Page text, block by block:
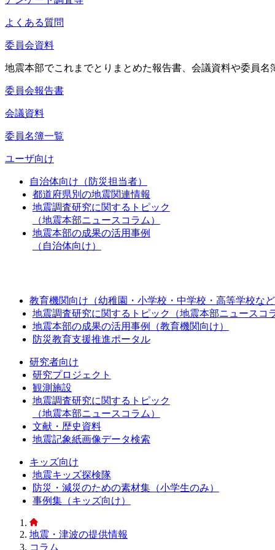
よくある質問
委員会資料
地震本部でこれまでとりまとめた報告書、会議資料や委員名
委員会報告書
会議資料
委員名簿一覧
ユーザ向け
自治体向け（防災担当者）
都道府県別の地震関連情報
地震調査研究に関するトピック
（地震本部ニュースコラム）
地震本部の成果の活用事例
（自治体向け）
教育機関向け（幼稚園・小学校・中学校・高等学校など
地震調査研究に関するトピック（地震本部ニュースコ
地震本部の成果の活用事例（教育機関向け）
防災教育支援推進ポータル
研究者向け
研究プロジェクト
観測施設
地震調査研究に関するトピック
（地震本部ニュースコラム）
文献・歴史資料
地震記象紙画像データ検索
キッズ向け
地震キッズ探検隊
防災・減災のための素材集（小学生のみ）
事例集（キッズ向け）
地震・津波の提供情報
コラム